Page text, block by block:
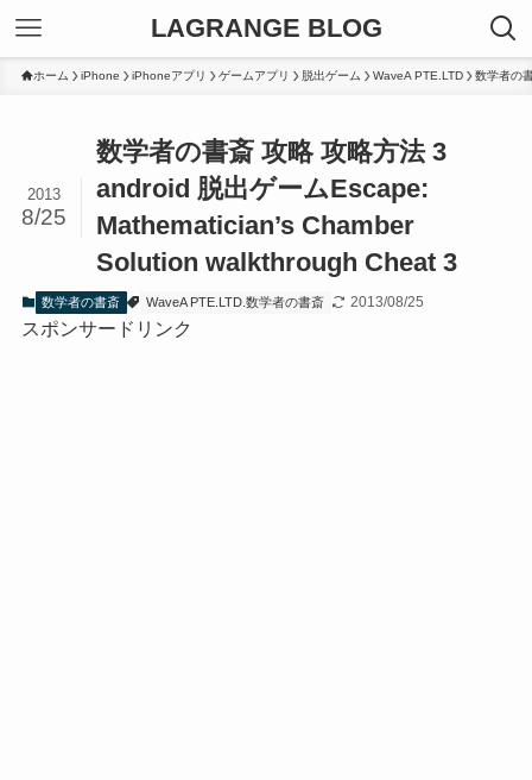
LAGRANGE BLOG
ホーム iPhone iPhoneアプリ ゲームアプリ 脱出ゲーム WaveA PTE.LTD 数学者の
数学者の書斎 攻略 攻略方法 3
android 脱出ゲームEscape:
Mathematician’s Chamber
Solution walkthrough Cheat 3
2013
8/25
数学者の書斎 WaveA PTE.LTD.数学者の書斎 2013/08/25
スポンサードリンク